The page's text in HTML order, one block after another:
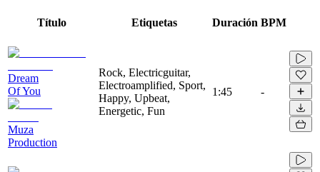
Título Etiquetas Duración BPM
Dream
Of You
Muza
Production
Rock, Electricguitar,
Electroamplified, Sport,
Happy, Upbeat,
Energetic, Fun
1:45 -